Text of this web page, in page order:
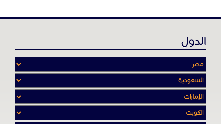
عن موقع حراج خدمة
أدواتنا ومهاراتنا تميّـزنا للربط بين البائع
والشـاري بشكل مجاني لجميـع السلــع
والخـدمـات أينمـــا أرادوا وحيثـمـا كانـوا